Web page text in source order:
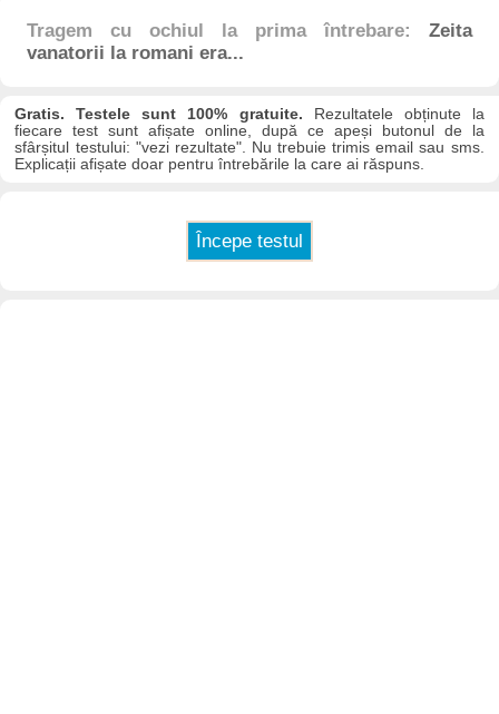
Tragem cu ochiul la prima întrebare:Zeita
vanatorii la romani era...
Gratis. Testele sunt 100% gratuite. Rezultatele obținute la
fiecare test sunt afișate online, după ce apeși butonul de la
sfârșitul testului: "vezi rezultate". Nu trebuie trimis email sau sms.
Explicații afișate doar pentru întrebările la care ai răspuns.